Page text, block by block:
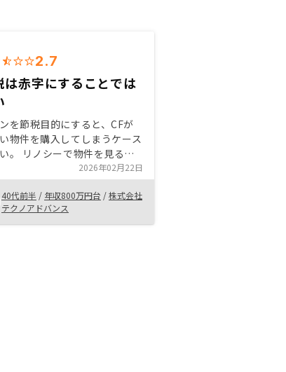
2.7
は赤字にすることでは
を節税目的にすると、CFが
物件を購入してしまうケース
。 リノシーで物件を見る目
続きの流れを理解していくのは
充実で実施しやすいため、初
はオススメできる。 楽待や他
産サイトと比べていくとより
深まる。物件価格が基本的に
2026年02月22日
40代前半 / 年収800万円台 /株式会社
テクノアドバンス